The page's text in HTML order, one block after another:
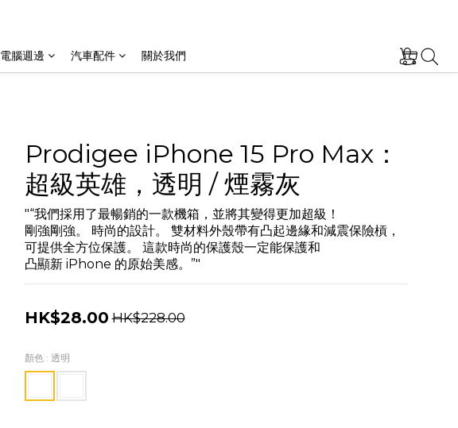
電腦週邊 汽車配件 關於我們
Prodigee iPhone 15 Pro Max：
超級英雄，透明 / 煙霧灰
"“我們採用了最暢銷的一款機箱，並將其變得更加超級！
剛強剛強。 時尚的設計。 雙材料外殼帶有凸起邊緣和減震保險槓，
可提供全方位保護。 這款時尚的保護殼一定能保護和
凸顯新 iPhone 的原始美感。”"
HK$28.00 HK$228.00
顏色 : 透明